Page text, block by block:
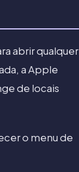
abrir qualquer
a Apple
de locais
o menu de